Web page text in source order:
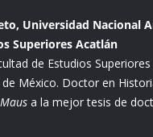
Universidad Nacional
Superiores Acatlán
de Estudios
México. Doctor en
a la mejor tesis de